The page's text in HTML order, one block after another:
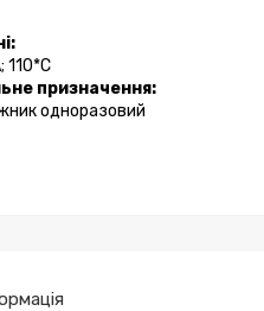
110*C
призначення:
одноразовий